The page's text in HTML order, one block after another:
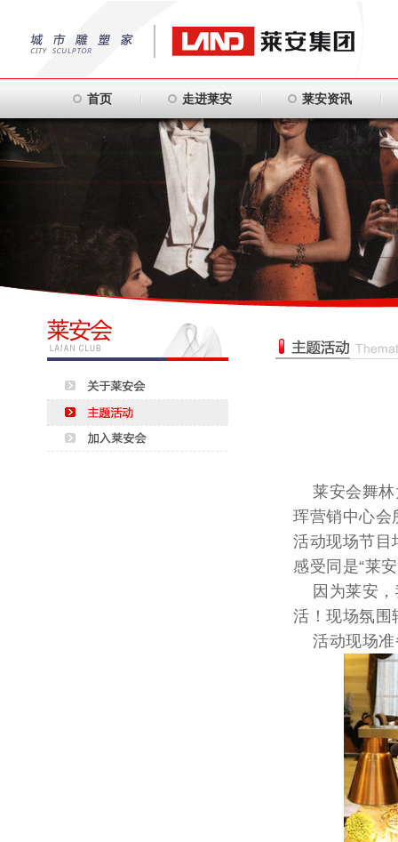
首页 走进莱安 莱安资讯
莱安会舞林
珲营销中心会
活动现场节目
感受同是“莱
因为莱安，
活！现场氛围
活动现场准